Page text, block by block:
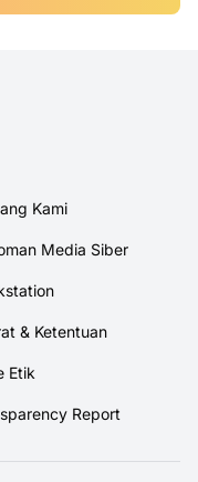
Kami
Media Siber
& Ketentuan
Etik
Report